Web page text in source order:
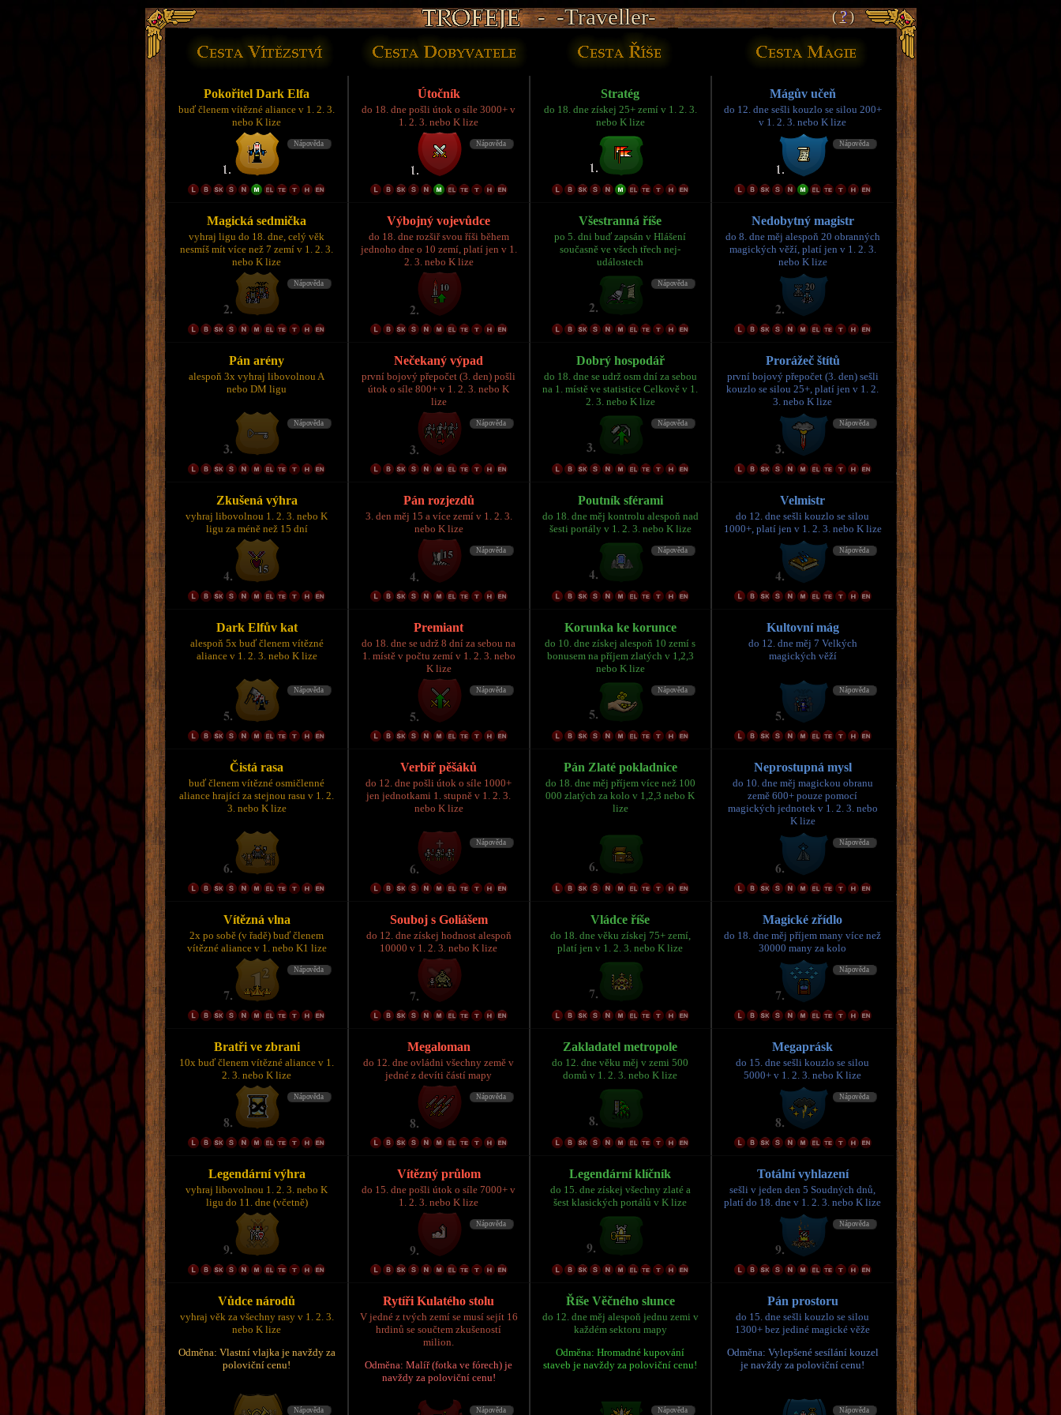
- -Traveller-
- -Traveller-
- -Traveller-
- -Traveller-
- -Traveller- (?)
(?)
Pokořitel Dark Elfa
buď členem vítězné aliance v 1. 2. 3.
nebo K lize
Útočník
do 18. dne pošli útok o síle 3000+ v
1. 2. 3. nebo K lize
Stratég
do 18. dne získej 25+ zemí v 1. 2. 3.
nebo K lize
Mágův učeň
do 12. dne sešli kouzlo se silou 200+
v 1. 2. 3. nebo K lize
Magická sedmička
vyhraj ligu do 18. dne, celý věk
nesmíš mít více než 7 zemí v 1. 2. 3.
nebo K lize
Výbojný vojevůdce
do 18. dne rozšiř svou říši během
jednoho dne o 10 zemí, platí jen v 1.
2. 3. nebo K lize
Všestranná říše
po 5. dni buď zapsán v Hlášení
současně ve všech třech nej-
událostech
Nedobytný magistr
do 8. dne měj alespoň 20 obranných
magických věží, platí jen v 1. 2. 3.
nebo K lize
Pán arény
alespoň 3x vyhraj libovolnou A
nebo DM ligu
Nečekaný výpad
první bojový přepočet (3. den) pošli
útok o síle 800+ v 1. 2. 3. nebo K
lize
Dobrý hospodář
do 18. dne se udrž osm dní za sebou
na 1. místě ve statistice Celkově v 1.
2. 3. nebo K lize
Prorážeč štítů
první bojový přepočet (3. den) sešli
kouzlo se silou 25+, platí jen v 1. 2.
3. nebo K lize
Zkušená výhra
vyhraj libovolnou 1. 2. 3. nebo K
ligu za méně než 15 dní
Pán rozjezdů
3. den měj 15 a více zemí v 1. 2. 3.
nebo K lize
Poutník sférami
do 18. dne měj kontrolu alespoň nad
šesti portály v 1. 2. 3. nebo K lize
Velmistr
do 12. dne sešli kouzlo se silou
1000+, platí jen v 1. 2. 3. nebo K lize
Dark Elfův kat
alespoň 5x buď členem vítězné
aliance v 1. 2. 3. nebo K lize
Premiant
do 18. dne se udrž 8 dní za sebou na
1. místě v počtu zemí v 1. 2. 3. nebo
K lize
Korunka ke korunce
do 10. dne získej alespoň 10 zemí s
bonusem na příjem zlatých v 1,2,3
nebo K lize
Kultovní mág
do 12. dne měj 7 Velkých
magických věží
Čistá rasa
buď členem vítězné osmičlenné
aliance hrající za stejnou rasu v 1. 2.
3. nebo K lize
Verbíř pěšáků
do 12. dne pošli útok o síle 1000+
jen jednotkami 1. stupně v 1. 2. 3.
nebo K lize
Pán Zlaté pokladnice
do 18. dne měj příjem více než 100
000 zlatých za kolo v 1,2,3 nebo K
lize
Neprostupná mysl
do 10. dne měj magickou obranu
země 600+ pouze pomocí
magických jednotek v 1. 2. 3. nebo
K lize
Vítězná vlna
2x po sobě (v řadě) buď členem
vítězné aliance v 1. nebo K1 lize
Souboj s Goliášem
do 12. dne získej hodnost alespoň
10000 v 1. 2. 3. nebo K lize
Vládce říše
do 18. dne věku získej 75+ zemí,
platí jen v 1. 2. 3. nebo K lize
Magické zřídlo
do 18. dne měj příjem many více než
30000 many za kolo
Bratři ve zbrani
10x buď členem vítězné aliance v 1.
2. 3. nebo K lize
Megaloman
do 12. dne ovládni všechny země v
jedné z devíti částí mapy
Zakladatel metropole
do 12. dne věku měj v zemi 500
domů v 1. 2. 3. nebo K lize
Megaprásk
do 15. dne sešli kouzlo se silou
5000+ v 1. 2. 3. nebo K lize
Legendární výhra
vyhraj libovolnou 1. 2. 3. nebo K
ligu do 11. dne (včetně)
Vítězný průlom
do 15. dne pošli útok o síle 7000+ v
1. 2. 3. nebo K lize
Legendární klíčník
do 15. dne získej všechny zlaté a
šest klasických portálů v K lize
Totální vyhlazení
sešli v jeden den 5 Soudných dnů,
platí do 18. dne v 1. 2. 3. nebo K lize
Vůdce národů
vyhraj věk za všechny rasy v 1. 2. 3.
nebo K lize
Odměna: Vlastní vlajka je navždy za
poloviční cenu!
Rytíři Kulatého stolu
V jedné z tvých zemí se musí sejít 16
hrdinů se součtem zkušeností
milion.
Odměna: Malíř (fotka ve fórech) je
navždy za poloviční cenu!
Říše Věčného slunce
do 12. dne měj alespoň jednu zemi v
každém sektoru mapy
Odměna: Hromadné kupování
staveb je navždy za poloviční cenu!
Pán prostoru
do 15. dne sešli kouzlo se silou
1300+ bez jediné magické věže
Odměna: Vylepšené sesílání kouzel
je navždy za poloviční cenu!